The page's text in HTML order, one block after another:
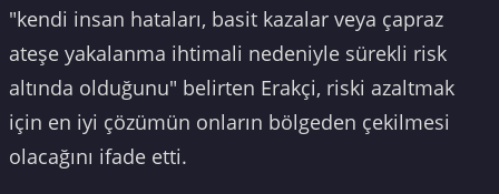
"kendi insan hataları, basit kazalar veya çapraz
ateşe yakalanma ihtimali nedeniyle sürekli risk
altında olduğunu" belirten Erakçi, riski azaltmak
için en iyi çözümün onların bölgeden çekilmesi
olacağını ifade etti.